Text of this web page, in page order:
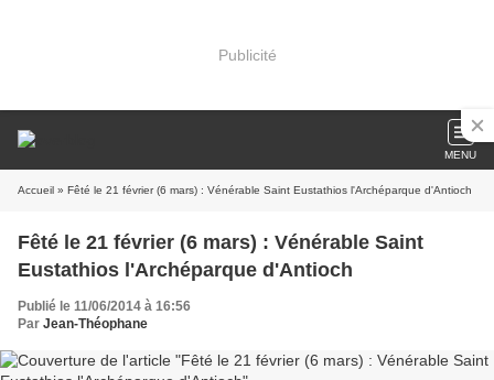
Publicité
MENU
Accueil » Fêté le 21 février (6 mars) : Vénérable Saint Eustathios l'Archéparque d'Antioch
Fêté le 21 février (6 mars) : Vénérable Saint
Eustathios l'Archéparque d'Antioch
Publié le 11/06/2014 à 16:56
Par Jean-Théophane